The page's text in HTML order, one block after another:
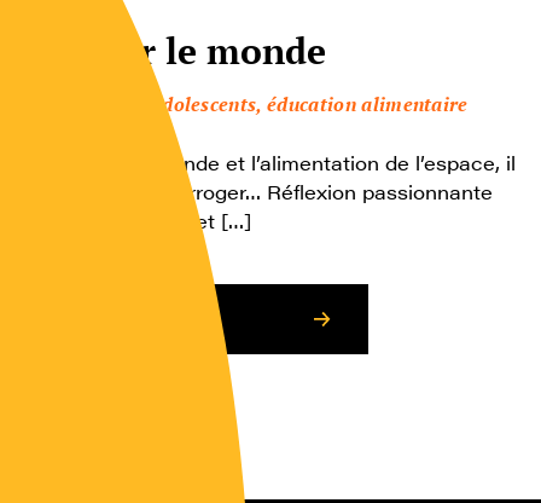
Nourrir le monde
Enfants, adolescents, éducation alimentaire
Entre le tiers monde et l’alimentation de l’espace, il
y a de quoi s’interroger… Réflexion passionnante
sur la complexité et […]